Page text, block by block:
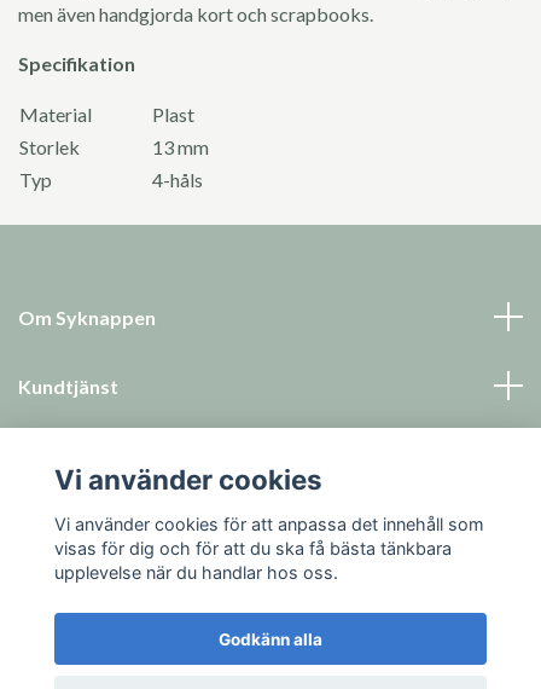
men även handgjorda kort och scrapbooks.
Specifikation
Material
Plast
Storlek
13 mm
Typ
4-håls
Om Syknappen
Kundtjänst
Sociala medier
Vi använder cookies
Vi använder cookies för att anpassa det innehåll som
visas för dig och för att du ska få bästa tänkbara
upplevelse när du handlar hos oss.
Godkänn alla